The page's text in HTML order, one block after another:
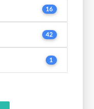
16
42
1